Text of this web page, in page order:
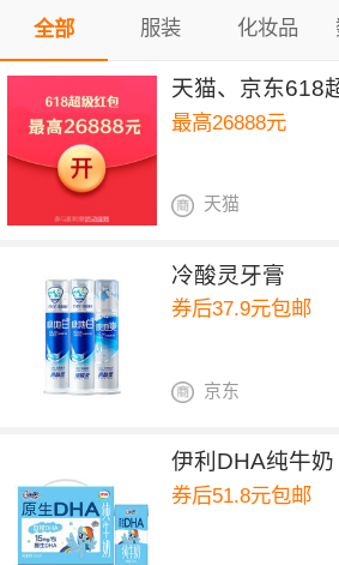
全部 服装 化妆品
天猫、京东618
最高26888元
天猫
冷酸灵牙膏
券后37.9元包邮
京东
伊利DHA纯牛奶
券后51.8元包邮